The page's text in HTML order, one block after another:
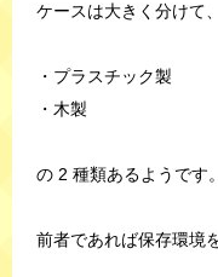
ケースは大きく分けて、
・プラスチック製
・木製
の 2 種類あるようです。
前者であれば保存環境